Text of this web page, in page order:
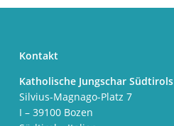
Kontakt
Katholische Jungschar Südtirols
Silvius-Magnago-Platz 7
I – 39100 Bozen